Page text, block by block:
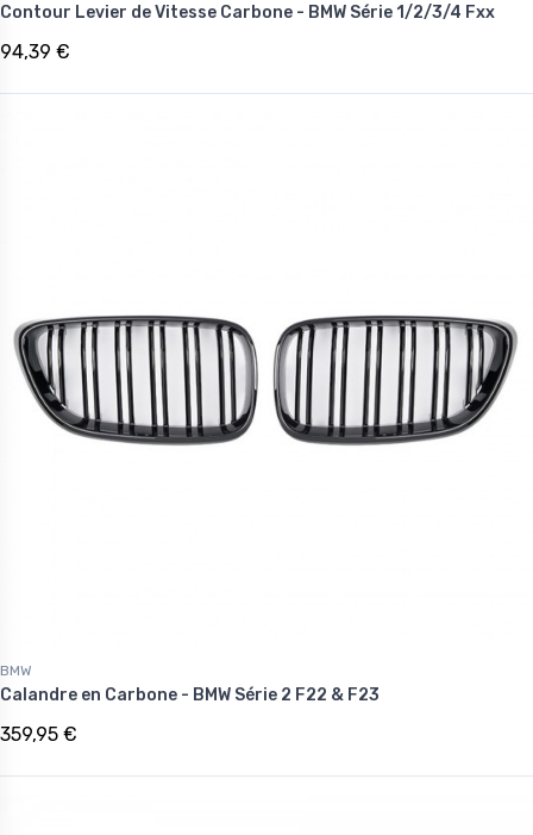
Contour Levier de Vitesse Carbone - BMW Série 1/2/3/4 Fxx
94,39 €
BMW
Calandre en Carbone - BMW Série 2 F22 & F23
359,95 €